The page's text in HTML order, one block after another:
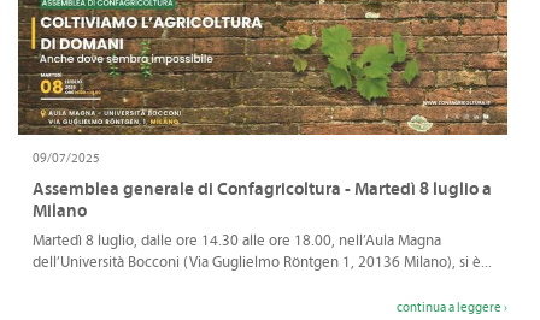
09/07/2025
Assemblea generale di Confagricoltura - Martedì 8 luglio a
Milano
Martedì 8 luglio, dalle ore 14.30 alle ore 18.00, nell’Aula Magna
dell’Università Bocconi (Via Guglielmo Röntgen 1, 20136 Milano), si è...
continua a leggere ›